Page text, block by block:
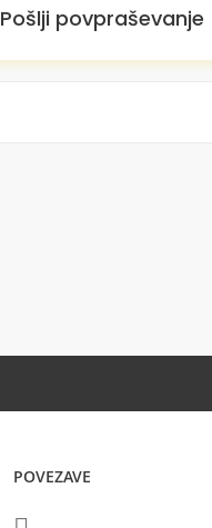
Pošlji povpraševanje
POVEZAVE